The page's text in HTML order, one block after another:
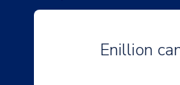
Enillion